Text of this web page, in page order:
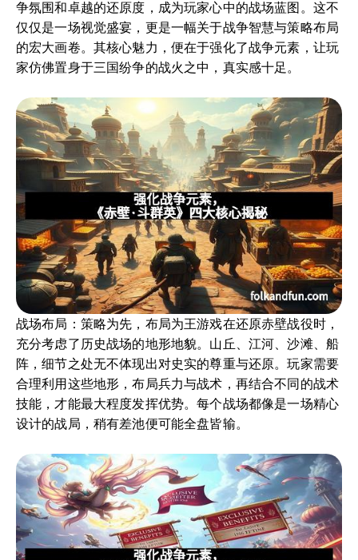
争氛围和卓越的还原度，成为玩家心中的战场蓝图。这不
仅仅是一场视觉盛宴，更是一幅关于战争智慧与策略布局
的宏大画卷。其核心魅力，便在于强化了战争元素，让玩
家仿佛置身于三国纷争的战火之中，真实感十足。
战场布局：策略为先，布局为王游戏在还原赤壁战役时，
充分考虑了历史战场的地形地貌。山丘、江河、沙滩、船
阵，细节之处无不体现出对史实的尊重与还原。玩家需要
合理利用这些地形，布局兵力与战术，再结合不同的战术
技能，才能最大程度发挥优势。每个战场都像是一场精心
设计的战局，稍有差池便可能全盘皆输。